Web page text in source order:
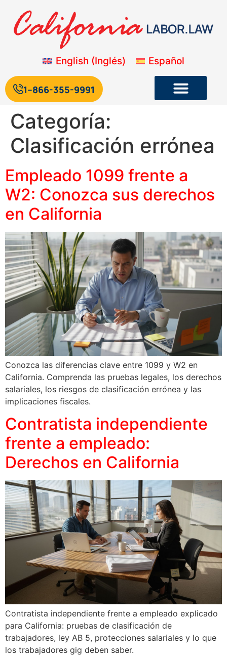
English (Inglés) Español
1--866-355-9991
Categoría:
Clasificación errónea
Empleado 1099 frente a
W2: Conozca sus derechos
en California
Conozca las diferencias clave entre 1099 y W2 en
California. Comprenda las pruebas legales, los derechos
salariales, los riesgos de clasificación errónea y las
implicaciones fiscales.
Contratista independiente
frente a empleado:
Derechos en California
Contratista independiente frente a empleado explicado
para California: pruebas de clasificación de
trabajadores, ley AB 5, protecciones salariales y lo que
los trabajadores gig deben saber.